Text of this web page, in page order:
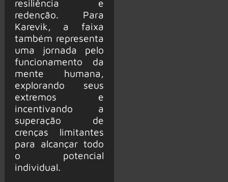
resiliência e
redenção. Para
Karevik, a faixa
também representa
uma jornada pelo
funcionamento da
mente humana,
explorando seus
extremos e
incentivando a
superação de
crenças limitantes
para alcançar todo
o potencial
individual.